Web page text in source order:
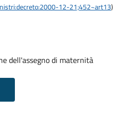
12-21;452~art13)
dell'assegno di maternità